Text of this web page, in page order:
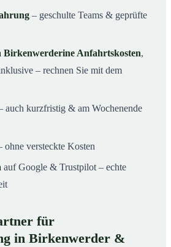
– geschulte Teams & geprüfte
Birkenwerderine Anfahrtskosten,
– rechnen Sie mit dem
auch kurzfristig & am Wochenende
ohne versteckte Kosten
auf Google & Trustpilot – echte
für
in Birkenwerder &